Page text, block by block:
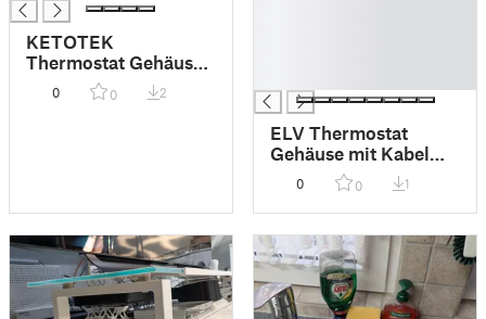
KETOTEK
Thermostat Gehäuse
mit Kabel aufrollen
0 0 2
ELV Thermostat
Gehäuse mit Kabel
aufrollen
0 0 1